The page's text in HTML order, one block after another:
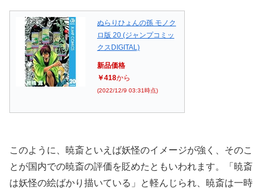
ぬらりひょんの孫 モノク
ロ版 20 (ジャンプコミッ
クスDIGITAL)
新品価格
￥418から
(2022/12/9 03:31時点)
このように、暁斎といえば妖怪のイメージが強く、そのこ
とが国内での暁斎の評価を貶めたともいわれます。「暁斎
は妖怪の絵ばかり描いている」と軽んじられ、暁斎は一時